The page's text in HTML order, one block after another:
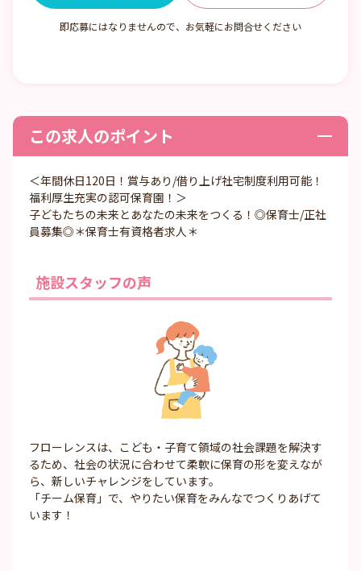
即応募にはなりませんので、お気軽にお問合せください
この求人のポイント
＜年間休日120日！賞与あり/借り上げ社宅制度利用可能！
福利厚生充実の認可保育園！＞
子どもたちの未来とあなたの未来をつくる！◎保育士/正社
員募集◎＊保育士有資格者求人＊
施設スタッフの声
フローレンスは、こども・子育て領域の社会課題を解決す
るため、社会の状況に合わせて柔軟に保育の形を変えなが
ら、新しいチャレンジをしています。
「チーム保育」で、やりたい保育をみんなでつくりあげて
います！